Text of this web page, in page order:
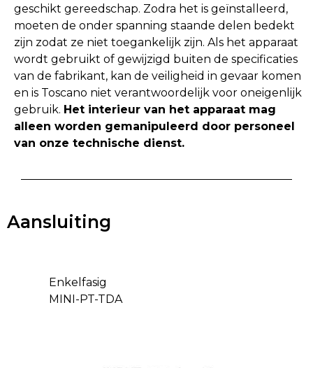
geschikt gereedschap. Zodra het is geïnstalleerd,
moeten de onder spanning staande delen bedekt
zijn zodat ze niet toegankelijk zijn. Als het apparaat
wordt gebruikt of gewijzigd buiten de specificaties
van de fabrikant, kan de veiligheid in gevaar komen
en is Toscano niet verantwoordelijk voor oneigenlijk
gebruik. Het interieur van het apparaat mag
alleen worden gemanipuleerd door personeel
van onze technische dienst.
Aansluiting
Enkelfasig
MINI-PT-TDA